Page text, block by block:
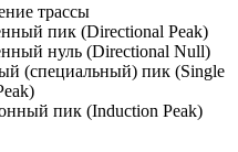
трассы
пик (Directional Peak)
нуль (Directional Null)
(специальный) пик (Single
пик (Induction Peak)